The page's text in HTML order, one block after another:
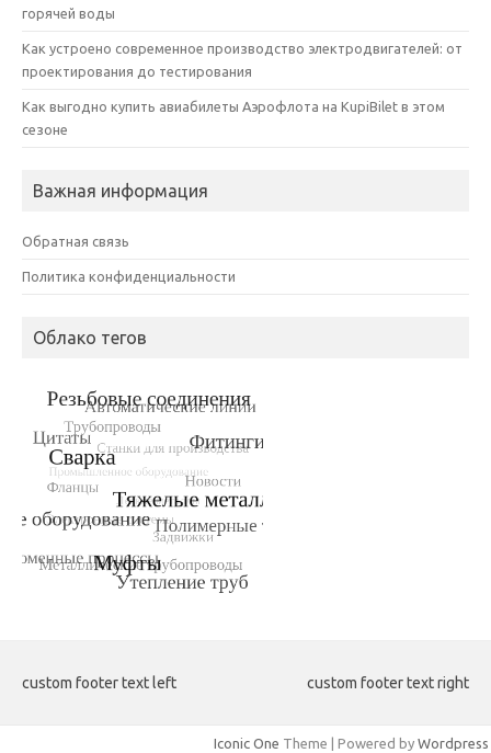
горячей воды
Как устроено современное производство электродвигателей: от
проектирования до тестирования
Как выгодно купить авиабилеты Аэрофлота на KupiBilet в этом
сезоне
Важная информация
Обратная связь
Политика конфиденциальности
Облако тегов
custom footer text left custom footer text right
Iconic One Theme | Powered by Wordpress